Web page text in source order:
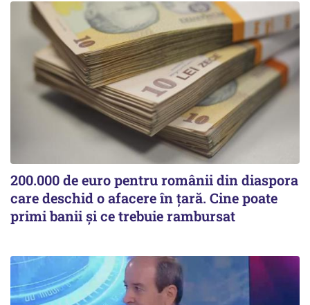
200.000 de euro pentru românii din diaspora
care deschid o afacere în țară. Cine poate
primi banii și ce trebuie rambursat